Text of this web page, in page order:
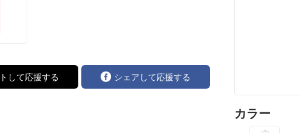
して応援する シェアして応援する
カラー